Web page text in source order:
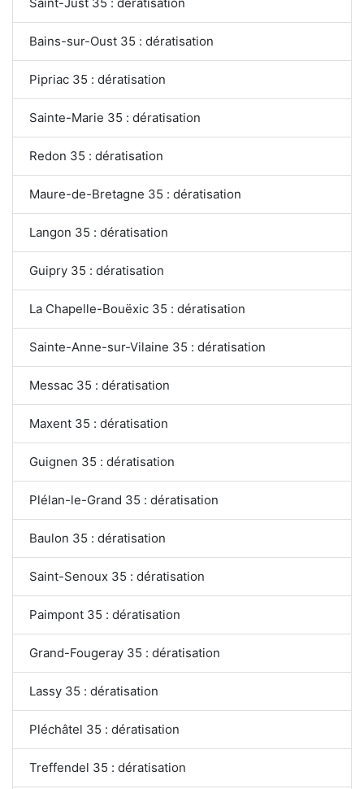
Bains-sur-Oust 35 : dératisation
Pipriac 35 : dératisation
Sainte-Marie 35 : dératisation
Redon 35 : dératisation
Maure-de-Bretagne 35 : dératisation
Langon 35 : dératisation
Guipry 35 : dératisation
La Chapelle-Bouëxic 35 : dératisation
Sainte-Anne-sur-Vilaine 35 : dératisation
Messac 35 : dératisation
Maxent 35 : dératisation
Guignen 35 : dératisation
Plélan-le-Grand 35 : dératisation
Baulon 35 : dératisation
Saint-Senoux 35 : dératisation
Paimpont 35 : dératisation
Grand-Fougeray 35 : dératisation
Lassy 35 : dératisation
Pléchâtel 35 : dératisation
Treffendel 35 : dératisation